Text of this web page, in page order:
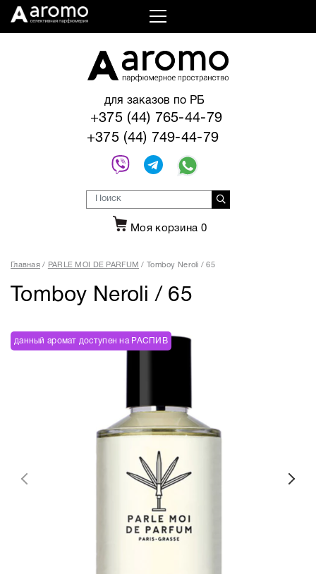
для заказов по РБ
+375 (44) 765-44-79
+375 (44) 749-44-79
Моя корзина 0
Главная PARLE MOI DE PARFUM Tomboy Neroli / 65
Tomboy Neroli / 65
данный аромат доступен на РАСПИВ